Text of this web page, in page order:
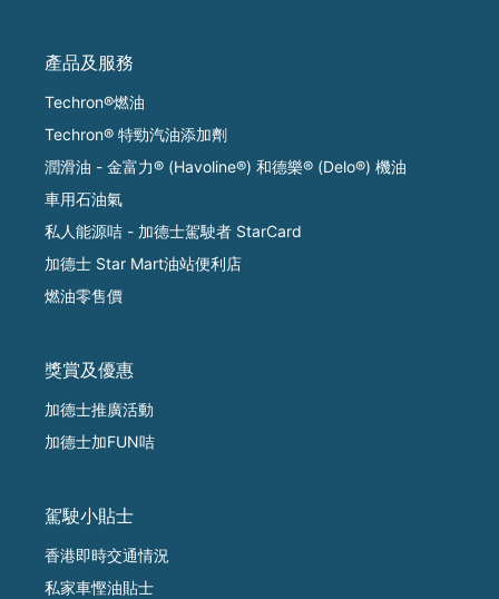
產品及服務
Techron®燃油
Techron® 特勁汽油添加劑
潤滑油 - 金富力® (Havoline®) 和德樂® (Delo®) 機油
車用石油氣
私人能源咭 - 加德士駕駛者 StarCard
加德士 Star Mart油站便利店
燃油零售價
獎賞及優惠
加德士推廣活動
加德士加FUN咭
駕駛小貼士
香港即時交通情況
私家車慳油貼士